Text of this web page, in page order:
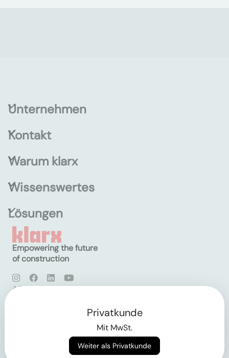
Unternehmen
Kontakt
Warum klarx
Wissenswertes
Lösungen
Empowering the future
of construction
AGB
Privatkunde
Mit MwSt.
Weiter als Privatkunde